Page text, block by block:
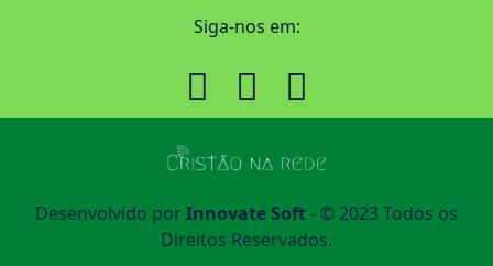
Siga-nos em:
Desenvolvido porInnovate Soft- © 2023 Todos os
Direitos Reservados.